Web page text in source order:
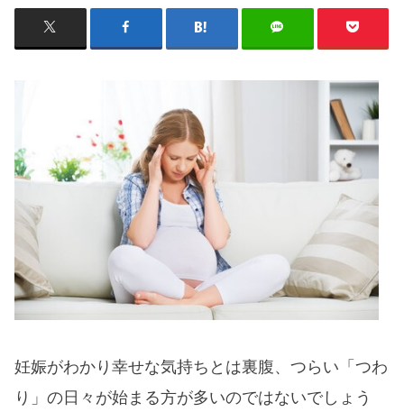
妊娠がわかり幸せな気持ちとは裏腹、つらい「つわ
り」の日々が始まる方が多いのではないでしょう